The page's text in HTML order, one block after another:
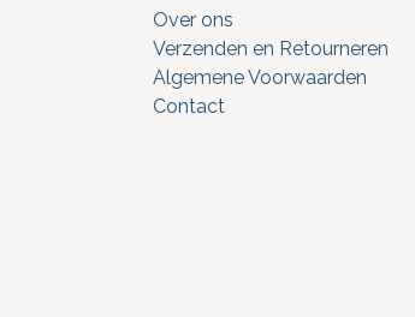
Over ons
Verzenden en Retourneren
Algemene Voorwaarden
Contact